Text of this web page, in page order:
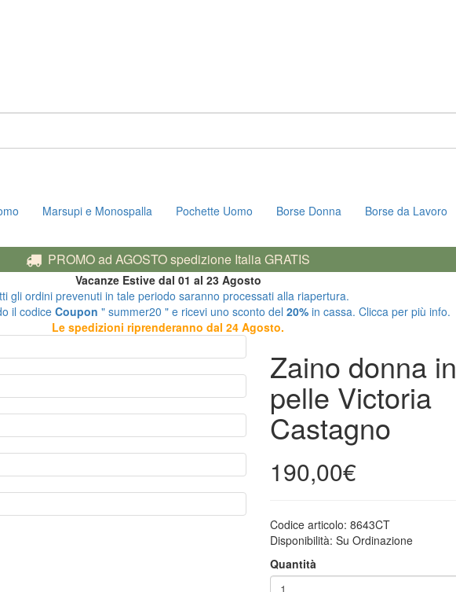
Marsupi e Monospalla Pochette Uomo Borse Donna Borse da Lavoro
PROMO ad AGOSTO spedizione Italia GRATIS
Vacanze Estive dal 01 al 23 Agosto
gli ordini prevenuti in tale periodo saranno processati alla riapertura.
il codice Coupon " summer20 " e ricevi uno sconto del 20%in cassa. Clicca per più info.
Le spedizioni riprenderanno dal 24 Agosto.
Zaino donna in
pelle Victoria
Castagno
190,00€
Codice articolo: 8643CT
Disponibilità: Su Ordinazione
Quantità